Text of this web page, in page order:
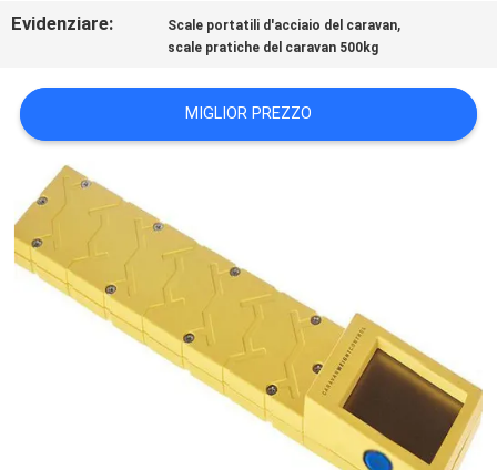
CASI
CHIEDI UN
PREVENTIVO
MAPPA
Evidenziare: Scale portatili d'acciaio del caravan,
scale pratiche del caravan 500kg
MIGLIOR PREZZO